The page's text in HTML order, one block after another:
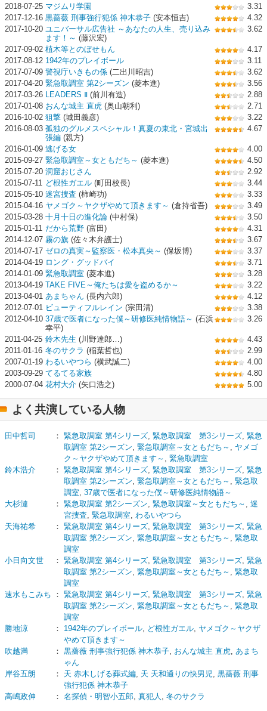
2018-07-25 マジムリ学園
3.31
2017-12-16 黒薔薇 刑事強行犯係 神木恭子 (安本恒吉)
4.32
2017-10-20 ユニバーサル広告社 ～あなたの人生、売り込み
ます！～ (藤沢宏)
3.62
2017-09-02 植木等とのぼせもん
4.17
2017-08-12 1942年のプレイボール
3.11
2017-07-09 警視庁いきもの係 (二出川昭吉)
3.62
2017-04-20 緊急取調室 第2シーズン (菱本進)
3.56
2017-03-26 LEADERS Ⅱ (前川有造)
2.88
2017-01-08 おんな城主 直虎 (奥山朝利)
2.71
2016-10-02 狙撃 (城田義彦)
3.22
2016-08-03 孤独のグルメスペシャル！真夏の東北・宮城出
張編 (親方)
4.67
2016-01-09 逃げる女
4.00
2015-09-27 緊急取調室～女ともだち～ (菱本進)
4.50
2015-07-20 洞窟おじさん
2.92
2015-07-11 ど根性ガエル (町田校長)
3.44
2015-05-10 迷宮捜査 (柿崎功)
3.33
2015-04-16 ヤメゴク～ヤクザやめて頂きます～ (倉持省吾)
3.49
2015-03-28 十月十日の進化論 (中村保)
3.50
2015-01-11 だから荒野 (富田)
4.31
2014-12-07 霧の旗 (佐々木弁護士)
3.67
2014-07-17 ゼロの真実～監察医・松本真央～ (保坂博)
3.37
2014-04-19 ロング・グッドバイ
3.71
2014-01-09 緊急取調室 (菱本進)
3.28
2013-04-19 TAKE FIVE～俺たちは愛を盗めるか～
3.22
2013-04-01 あまちゃん (長内六郎)
4.12
2012-07-01 ビューティフルレイン (宗田清)
3.38
2012-04-10 37歳で医者になった僕～研修医純情物語～ (石浜
幸平)
3.26
2011-04-25 鈴木先生 (川野達郎…)
4.43
2011-01-16 冬のサクラ (稲葉哲也)
2.99
2007-01-19 わるいやつら (横武誠二)
4.00
2003-09-29 てるてる家族
4.80
2000-07-04 花村大介 (矢口浩之) 5.00
よく共演している人物
田中哲司 ： 緊急取調室 第4シリーズ, 緊急取調室 第3シリーズ, 緊急
取調室 第2シーズン, 緊急取調室～女ともだち～ , ヤメゴ
ク～ヤクザやめて頂きます～ , 緊急取調室
鈴木浩介
： 緊急取調室 第4シリーズ, 緊急取調室 第3シリーズ, 緊急
取調室 第2シーズン, 緊急取調室～女ともだち～ , 緊急取
調室, 37歳で医者になった僕～研修医純情物語～
大杉漣
： 緊急取調室 第2シーズン, 緊急取調室～女ともだち～ , 迷
宮捜査, 緊急取調室, わるいやつら
天海祐希
： 緊急取調室 第4シリーズ, 緊急取調室 第3シリーズ, 緊急
取調室 第2シーズン, 緊急取調室～女ともだち～ , 緊急取
調室
小日向文世
： 緊急取調室 第4シリーズ, 緊急取調室 第3シリーズ, 緊急
取調室 第2シーズン, 緊急取調室～女ともだち～ , 緊急取
調室
速水もこみち ： 緊急取調室 第4シリーズ, 緊急取調室 第3シリーズ, 緊急
取調室 第2シーズン, 緊急取調室～女ともだち～ , 緊急取
調室
勝地涼
： 1942年のプレイボール, ど根性ガエル, ヤメゴク～ヤクザ
やめて頂きます～
吹越満
： 黒薔薇 刑事強行犯係 神木恭子, おんな城主 直虎, あまち
ゃん
岸谷五朗
： 天 赤木しげる葬式編, 天 天和通りの快男児, 黒薔薇 刑事
強行犯係 神木恭子
高嶋政伸
： 名探偵・明智小五郎, 真犯人 , 冬のサクラ